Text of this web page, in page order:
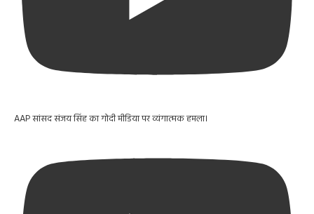
AAP सांसद संजय सिंह का गोदी मीडिया पर व्यंगात्मक हमला।